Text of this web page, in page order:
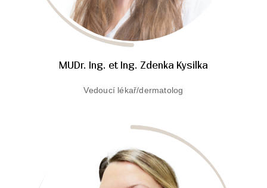
MUDr. Ing. et Ing. Zdenka Kysilka
Vedoucí lékař/dermatolog